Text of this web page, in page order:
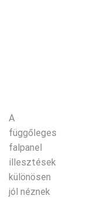
A
függőleges
falpanel
illesztések
különösen
jól néznek